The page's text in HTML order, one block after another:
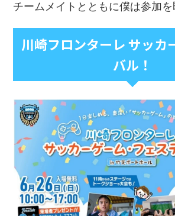
チームメイトとともに僕は参加を
川崎フロンターレ サッカ
バル！